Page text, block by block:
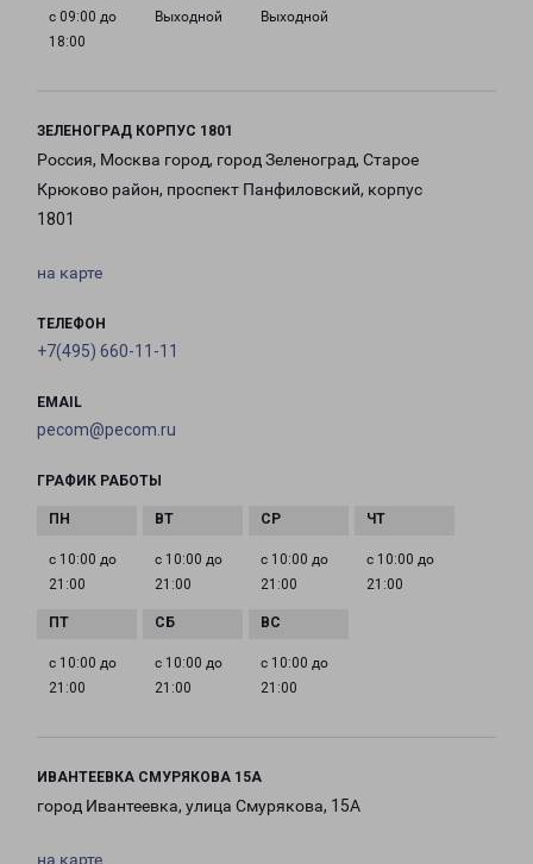
с 09:00 до
18:00
Выходной Выходной
ЗЕЛЕНОГРАД КОРПУС 1801
Россия, Москва город, город Зеленоград, Старое
Крюково район, проспект Панфиловский, корпус
1801
на карте
ТЕЛЕФОН
+7(495) 660-11-11
EMAIL
pecom@pecom.ru
ГРАФИК РАБОТЫ
с 10:00 до
21:00
с 10:00 до
21:00
с 10:00 до
21:00
с 10:00 до
21:00
с 10:00 до
21:00
с 10:00 до
21:00
с 10:00 до
21:00
ИВАНТЕЕВКА СМУРЯКОВА 15А
город Ивантеевка, улица Смурякова, 15А
на карте